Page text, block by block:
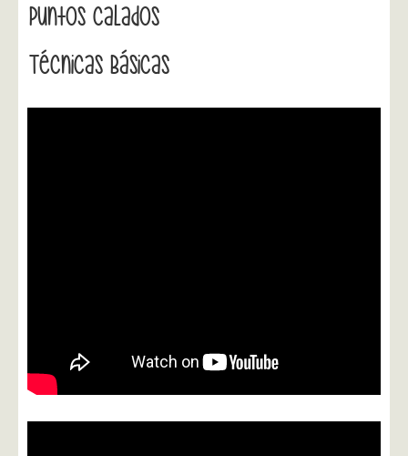
Puntos Calados
Técnicas Básicas